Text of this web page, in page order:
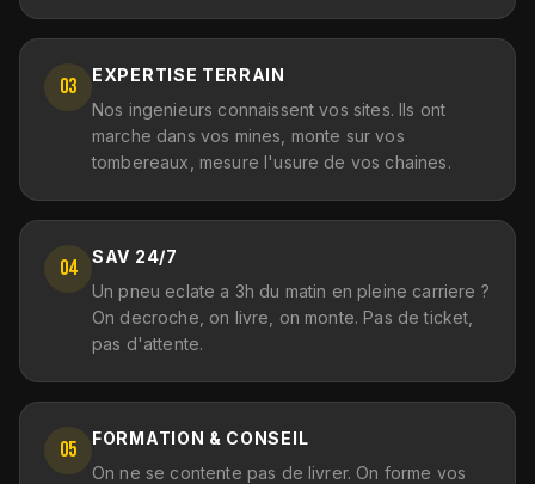
03
EXPERTISE TERRAIN
Nos ingenieurs connaissent vos sites. Ils ont
marche dans vos mines, monte sur vos
tombereaux, mesure l'usure de vos chaines.
04
SAV 24/7
Un pneu eclate a 3h du matin en pleine carriere ?
On decroche, on livre, on monte. Pas de ticket,
pas d'attente.
05
FORMATION & CONSEIL
On ne se contente pas de livrer. On forme vos